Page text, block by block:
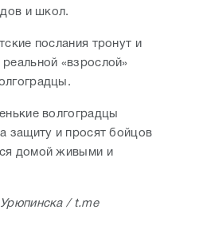
и школ.
послания тронут и
«взрослой»
волгоградцы
защиту и просят бойцов
домой живыми и
/ t.me